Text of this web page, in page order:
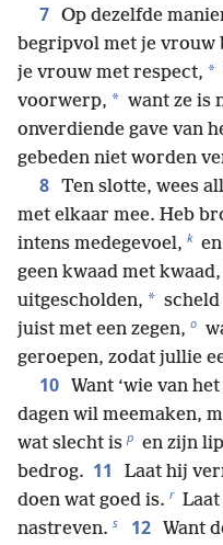
7 Op dezelfde
begripvol met je vrouw
je vrouw met respect, *
voorwerp, * want ze is
onverdiende gave van
gebeden niet worden
8 Ten slotte, wees
met elkaar mee. Heb
intens medegevoel, k
geen kwaad met kwaad,
uitgescholden, *
juist met een zegen, o
geroepen, zodat jullie
10 Want ‘wie van
dagen wil meemaken,
wat slecht is p en zijn
bedrog. 11 Laat hij
doen wat goed is. r
nastreven. s 12 Want